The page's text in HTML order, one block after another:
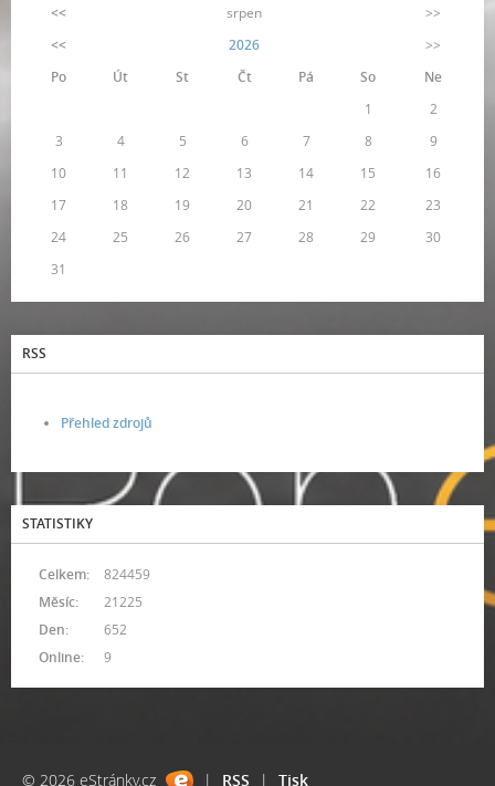
<< srpen
>>
<<
2026
>>
Po
Út St Čt Pá So
Ne
1
2
3
4 5 6 7 8
9
10
11 12 13 14 15
16
17
18 19 20 21 22
23
24
25 26 27 28 29
30
31
RSS
Přehled zdrojů
STATISTIKY
Online: 9
Celkem:
824459
Měsíc:
21225
Den:
652
© 2026 eStránky.cz | RSS | Tisk